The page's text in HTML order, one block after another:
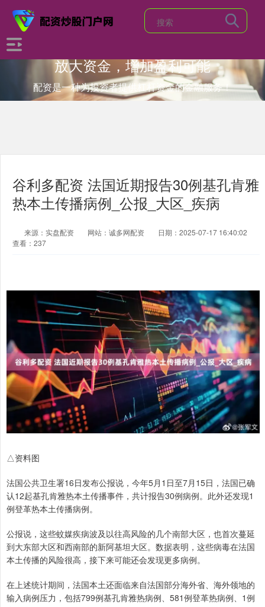
放大资金，增加盈利可能
配资是一种为投资者提供杠杆资金的金融服务！
谷利多配资 法国近期报告30例基孔肯雅
热本土传播病例_公报_大区_疾病
来源：实盘配资 网站：诚多网配资
日期：2025-07-17 16:40:02
查看：237
△资料图
法国公共卫生署16日发布公报说，今年5月1日至7月15日，法国已确
认12起基孔肯雅热本土传播事件，共计报告30例病例。此外还发现1
例登革热本土传播病例。
公报说，这些蚊媒疾病波及以往高风险的几个南部大区，也首次蔓延
到大东部大区和西南部的新阿基坦大区。数据表明，这些病毒在法国
本土传播的风险很高，接下来可能还会发现更多病例。
在上述统计期间，法国本土还面临来自法国部分海外省、海外领地的
输入病例压力，包括799例基孔肯雅热病例、581例登革热病例、1例